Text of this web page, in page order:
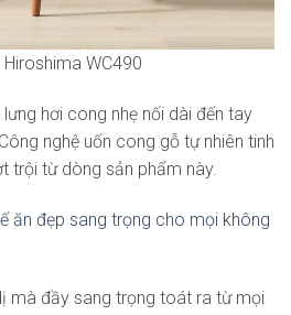
Hiroshima WC490
hơi cong nhẹ nối dài đến tay
nghệ uốn cong gỗ tự nhiên tinh
trội từ dòng sản phẩm này.
ăn đẹp sang trọng cho mọi không
mà đầy sang trọng toát ra từ mọi